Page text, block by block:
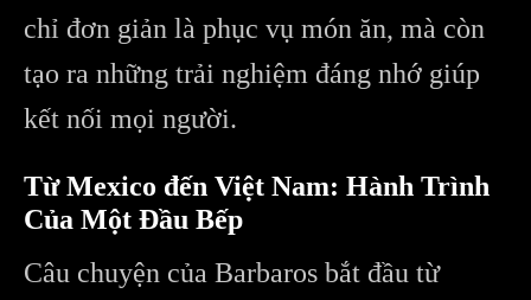
chỉ đơn giản là phục vụ món ăn, mà còn
tạo ra những trải nghiệm đáng nhớ giúp
kết nối mọi người.
Từ Mexico đến Việt Nam: Hành Trình
Của Một Đầu Bếp
Câu chuyện của Barbaros bắt đầu từ